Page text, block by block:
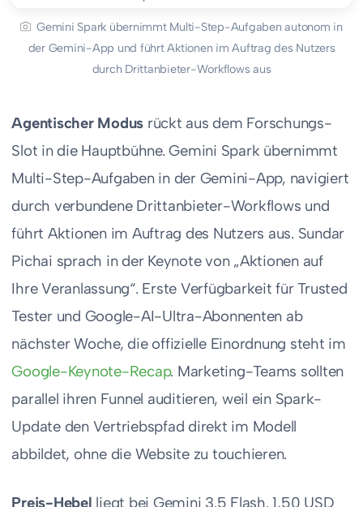
Gemini Spark übernimmt Multi-Step-Aufgaben autonom in
der Gemini-App und führt Aktionen im Auftrag des Nutzers
durch Drittanbieter-Workflows aus
Agentischer Modus rückt aus dem Forschungs-
Slot in die Hauptbühne. Gemini Spark übernimmt
Multi-Step-Aufgaben in der Gemini-App, navigiert
durch verbundene Drittanbieter-Workflows und
führt Aktionen im Auftrag des Nutzers aus. Sundar
Pichai sprach in der Keynote von „Aktionen auf
Ihre Veranlassung“. Erste Verfügbarkeit für Trusted
Tester und Google-AI-Ultra-Abonnenten ab
nächster Woche, die offizielle Einordnung steht im
Google-Keynote-Recap. Marketing-Teams sollten
parallel ihren Funnel auditieren, weil ein Spark-
Update den Vertriebspfad direkt im Modell
abbildet, ohne die Website zu touchieren.
Preis-Hebel liegt bei Gemini 3.5 Flash. 1,50 USD